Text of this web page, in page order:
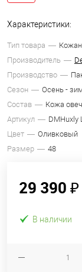
Характеристики:
Тип товара
Производитель
Производство
Сезон
Осень -
Состав
Кожа
Артикул
DMHuxly
Цвет
Оливковый
Размер
48
29 390 ₽
В наличии